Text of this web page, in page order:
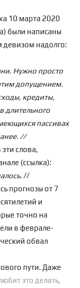
10 марта 2020
) были написаны
девизом надолго:
Нужно просто
допущением.
кредиты,
длительного
пассивах
//
слова,
(ссылка):
//
прогнозы от 7
и
точно на
в феврале-
обвал
пути. Даже
это делать,